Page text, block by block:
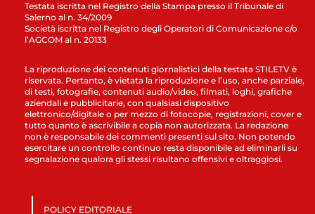
Testata iscritta nel Registro della Stampa presso il Tribunale di
Salerno al n. 34/2009
Società iscritta nel Registro degli Operatori di Comunicazione c/o
l’AGCOM al n. 20133
La riproduzione dei contenuti giornalistici della testata STILETV è
riservata. Pertanto, è vietata la riproduzione e l’uso, anche parziale,
di testi, fotografie, contenuti audio/video, filmati, loghi, grafiche
aziendali e pubblicitarie, con qualsiasi dispositivo
elettronico/digitale o per mezzo di fotocopie, registrazioni, cover e
tutto quanto è ascrivibile a copia non autorizzata. La redazione
non è responsabile dei commenti presenti sul sito. Non potendo
esercitare un controllo continuo resta disponibile ad eliminarli su
segnalazione qualora gli stessi risultano offensivi e oltraggiosi.
POLICY EDITORIALE